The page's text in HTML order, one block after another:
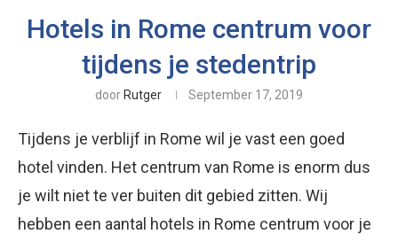
Hotels in Rome centrum voor
tijdens je stedentrip
door Rutger September 17, 2019
Tijdens je verblijf in Rome wil je vast een goed
hotel vinden. Het centrum van Rome is enorm dus
je wilt niet te ver buiten dit gebied zitten. Wij
hebben een aantal hotels in Rome centrum voor je